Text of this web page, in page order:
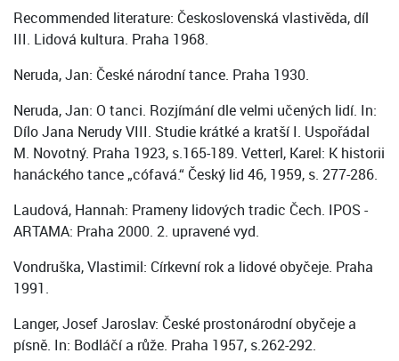
Recommended literature: Československá vlastivěda, díl
III. Lidová kultura. Praha 1968.
Neruda, Jan: České národní tance. Praha 1930.
Neruda, Jan: O tanci. Rozjímání dle velmi učených lidí. In:
Dílo Jana Nerudy VIII. Studie krátké a kratší I. Uspořádal
M. Novotný. Praha 1923, s.165-189. Vetterl, Karel: K historii
hanáckého tance „cófavá.“ Český lid 46, 1959, s. 277-286.
Laudová, Hannah: Prameny lidových tradic Čech. IPOS -
ARTAMA: Praha 2000. 2. upravené vyd.
Vondruška, Vlastimil: Církevní rok a lidové obyčeje. Praha
1991.
Langer, Josef Jaroslav: České prostonárodní obyčeje a
písně. In: Bodláčí a růže. Praha 1957, s.262-292.